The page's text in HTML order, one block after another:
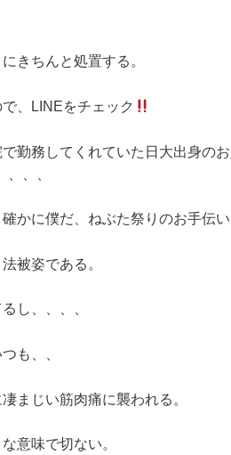
きちんと処置する。
、LINEをチェック
勤務してくれていた日大出身の
、、、
かに僕だ、ねぶた祭りのお手伝い
被姿である。
し、、、、
も、、
まじい筋肉痛に襲われる。
意味で切ない。